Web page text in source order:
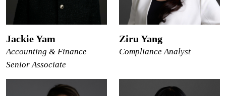
Jackie Yam
Accounting & Finance
Senior Associate
Ziru Yang
Compliance Analyst